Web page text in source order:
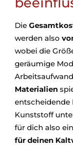
Die
werden also
wobei die
geräumige
Materialien
entscheidende
Kunststoff
für dich also
für deinen